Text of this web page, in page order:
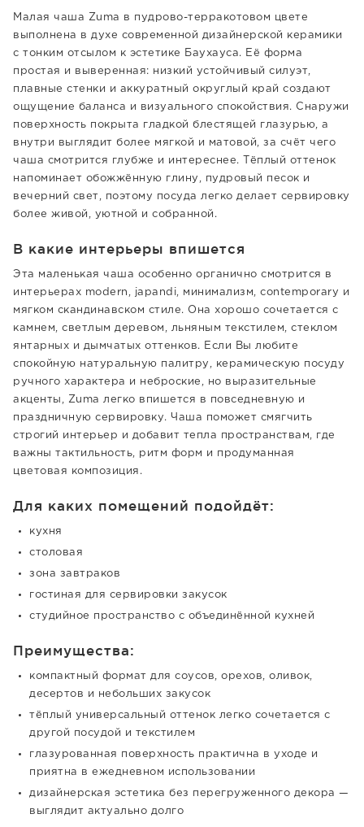
Малая чаша Zuma в пудрово-терракотовом цвете
выполнена в духе современной дизайнерской керамики
с тонким отсылом к эстетике Баухауса. Её форма
простая и выверенная: низкий устойчивый силуэт,
плавные стенки и аккуратный округлый край создают
ощущение баланса и визуального спокойствия. Снаружи
поверхность покрыта гладкой блестящей глазурью, а
внутри выглядит более мягкой и матовой, за счёт чего
чаша смотрится глубже и интереснее. Тёплый оттенок
напоминает обожжённую глину, пудровый песок и
вечерний свет, поэтому посуда легко делает сервировку
более живой, уютной и собранной.
В какие интерьеры впишется
Эта маленькая чаша особенно органично смотрится в
интерьерах modern, japandi, минимализм, contemporary и
мягком скандинавском стиле. Она хорошо сочетается с
камнем, светлым деревом, льняным текстилем, стеклом
янтарных и дымчатых оттенков. Если Вы любите
спокойную натуральную палитру, керамическую посуду
ручного характера и неброские, но выразительные
акценты, Zuma легко впишется в повседневную и
праздничную сервировку. Чаша поможет смягчить
строгий интерьер и добавит тепла пространствам, где
важны тактильность, ритм форм и продуманная
цветовая композиция.
Для каких помещений подойдёт:
кухня
столовая
зона завтраков
гостиная для сервировки закусок
студийное пространство с объединённой кухней
Преимущества:
компактный формат для соусов, орехов, оливок,
десертов и небольших закусок
тёплый универсальный оттенок легко сочетается с
другой посудой и текстилем
глазурованная поверхность практична в уходе и
приятна в ежедневном использовании
дизайнерская эстетика без перегруженного декора —
выглядит актуально долго